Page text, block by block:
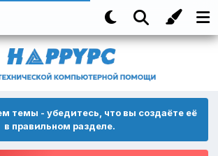
темы - убедитесь, что вы создаёте её
в правильном разделе.